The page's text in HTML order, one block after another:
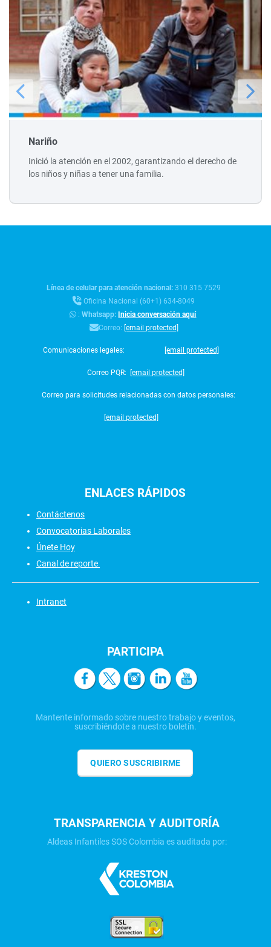
Nariño
Inició la atención en el 2002, garantizando el derecho de
los niños y niñas a tener una familia.
Línea de celular para atención nacional:310 315 7529
Oficina Nacional (60+1) 634-8049
:Whatsapp: Inicia conversación aquí
Correo: [email protected]
Comunicaciones legales: [email protected]
Correo PQR: [email protected]
Correo para solicitudes relacionadas con datos personales:
[email protected]
ENLACES RÁPIDOS
Contáctenos
Convocatorias Laborales
Únete Hoy
Canal de reporte
Intranet
PARTICIPA
Mantente informado sobre nuestro trabajo y eventos,
suscribiéndote a nuestro boletín.
QUIERO SUSCRIBIRME
TRANSPARENCIA Y AUDITORÍA
Aldeas Infantiles SOS Colombia es auditada por: